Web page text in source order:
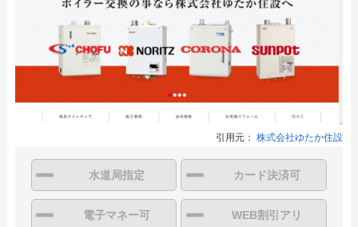
引用元： 株式会社ゆたか住設
水道局指定 カード決済可
電子マネー可 WEB割引アリ